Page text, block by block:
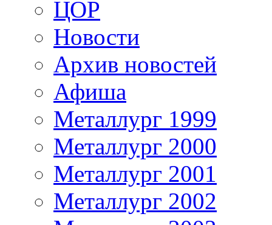
ЦОР
Новости
Архив новостей
Афиша
Металлург 1999
Металлург 2000
Металлург 2001
Металлург 2002